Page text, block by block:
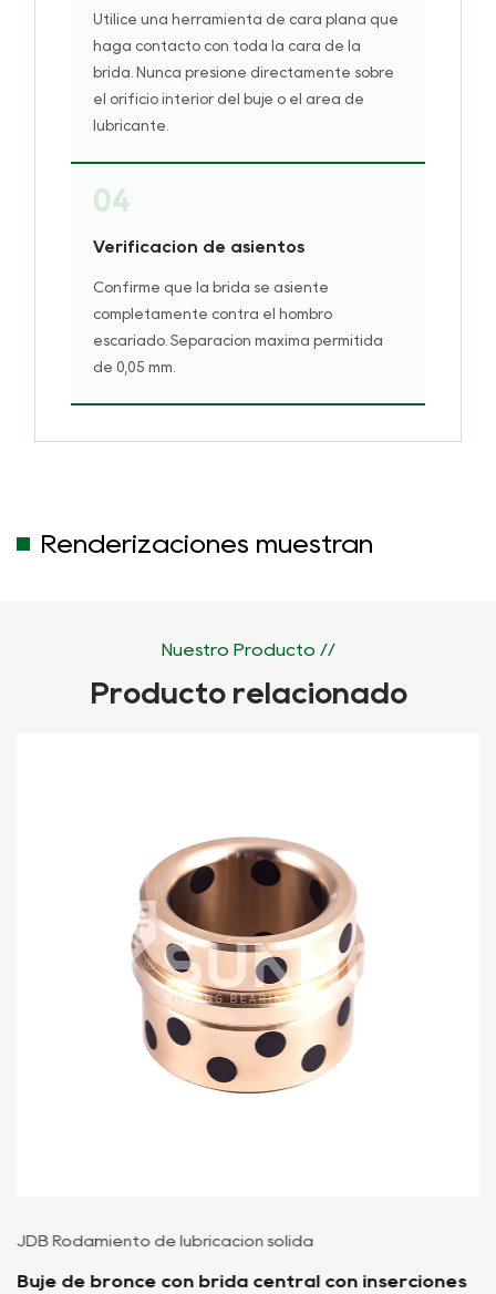
Utilice una herramienta de cara plana que
haga contacto con toda la cara de la
brida. Nunca presione directamente sobre
el orificio interior del buje o el área de
lubricante.
04
Verificación de asientos
Confirme que la brida se asiente
completamente contra el hombro
escariado. Separación máxima permitida
de 0,05 mm.
Renderizaciones muestran
Nuestro Producto //
Producto relacionado
JDB Rodamiento de lubricación sólida
Buje de bronce con brida central con inserciones